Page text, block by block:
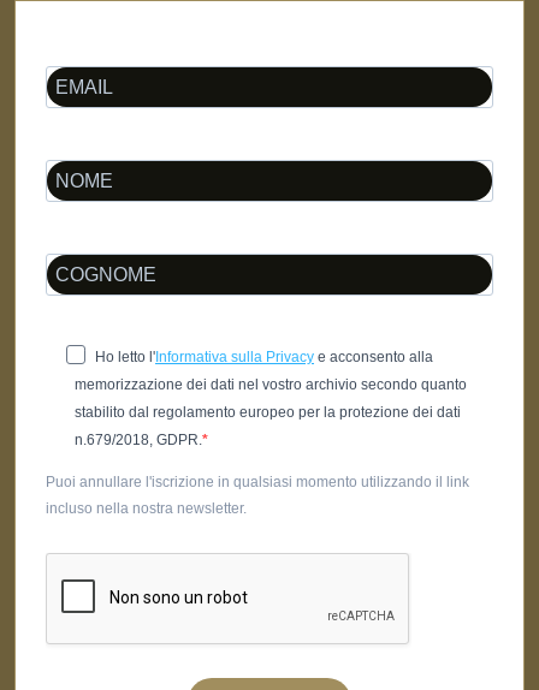
Ho letto l' Informativa sulla Privacy e acconsento alla
memorizzazione dei dati nel vostro archivio secondo quanto
stabilito dal regolamento europeo per la protezione dei dati
n.679/2018, GDPR.
Puoi annullare l'iscrizione in qualsiasi momento utilizzando il link
incluso nella nostra newsletter.